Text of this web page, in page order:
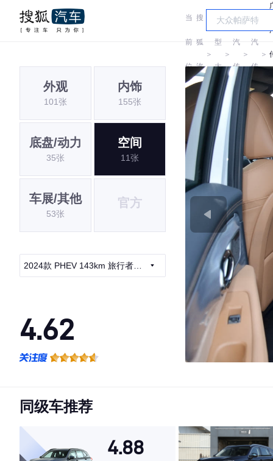
当
前
位
置:
搜
狐
汽
车
＞
车
型
大
全
＞
广
汽
传
祺
＞
广
汽
传
祺
＞
外观
101张
内饰
155张
底盘/动力
35张
空间
11张
车展/其他
53张
官方
2024款 PHEV 143km 旅行者
4.62
·空间表现一般，低于60%同级车
同级车推荐
4.88